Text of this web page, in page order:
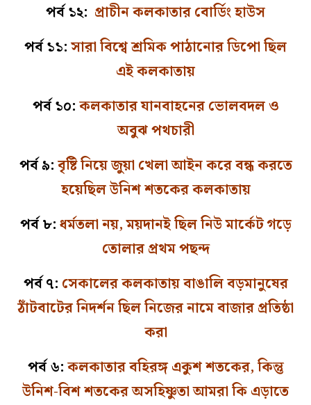
পর্ব ১২: প্রাচীন কলকাতার বোর্ডিং হাউস
পর্ব ১১:সারা বিশ্বে শ্রমিক পাঠানোর ডিপো ছিল
এই কলকাতায়
পর্ব ১০:কলকাতার যানবাহনের ভোলবদল ও
অবুঝ পথচারী
পর্ব ৯:বৃষ্টি নিয়ে জুয়া খেলা আইন করে বন্ধ করতে
হয়েছিল উনিশ শতকের কলকাতায়
পর্ব ৮:ধর্মতলা নয়, ময়দানই ছিল নিউ মার্কেট গড়ে
তোলার প্রথম পছন্দ
পর্ব ৭: সেকালের কলকাতায় বাঙালি বড়মানুষের
ঠাঁটবাটের নিদর্শন ছিল নিজের নামে বাজার প্রতিষ্ঠা
করা
পর্ব ৬:কলকাতার বহিরঙ্গ একুশ শতকের, কিন্তু
উনিশ-বিশ শতকের অসহিষ্ণুতা আমরা কি এড়াতে